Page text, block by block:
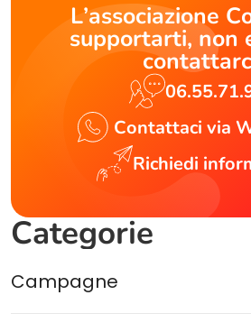
L’associazione
supportarti, non
Contattaci via
Richiedi
Categorie
Campagne